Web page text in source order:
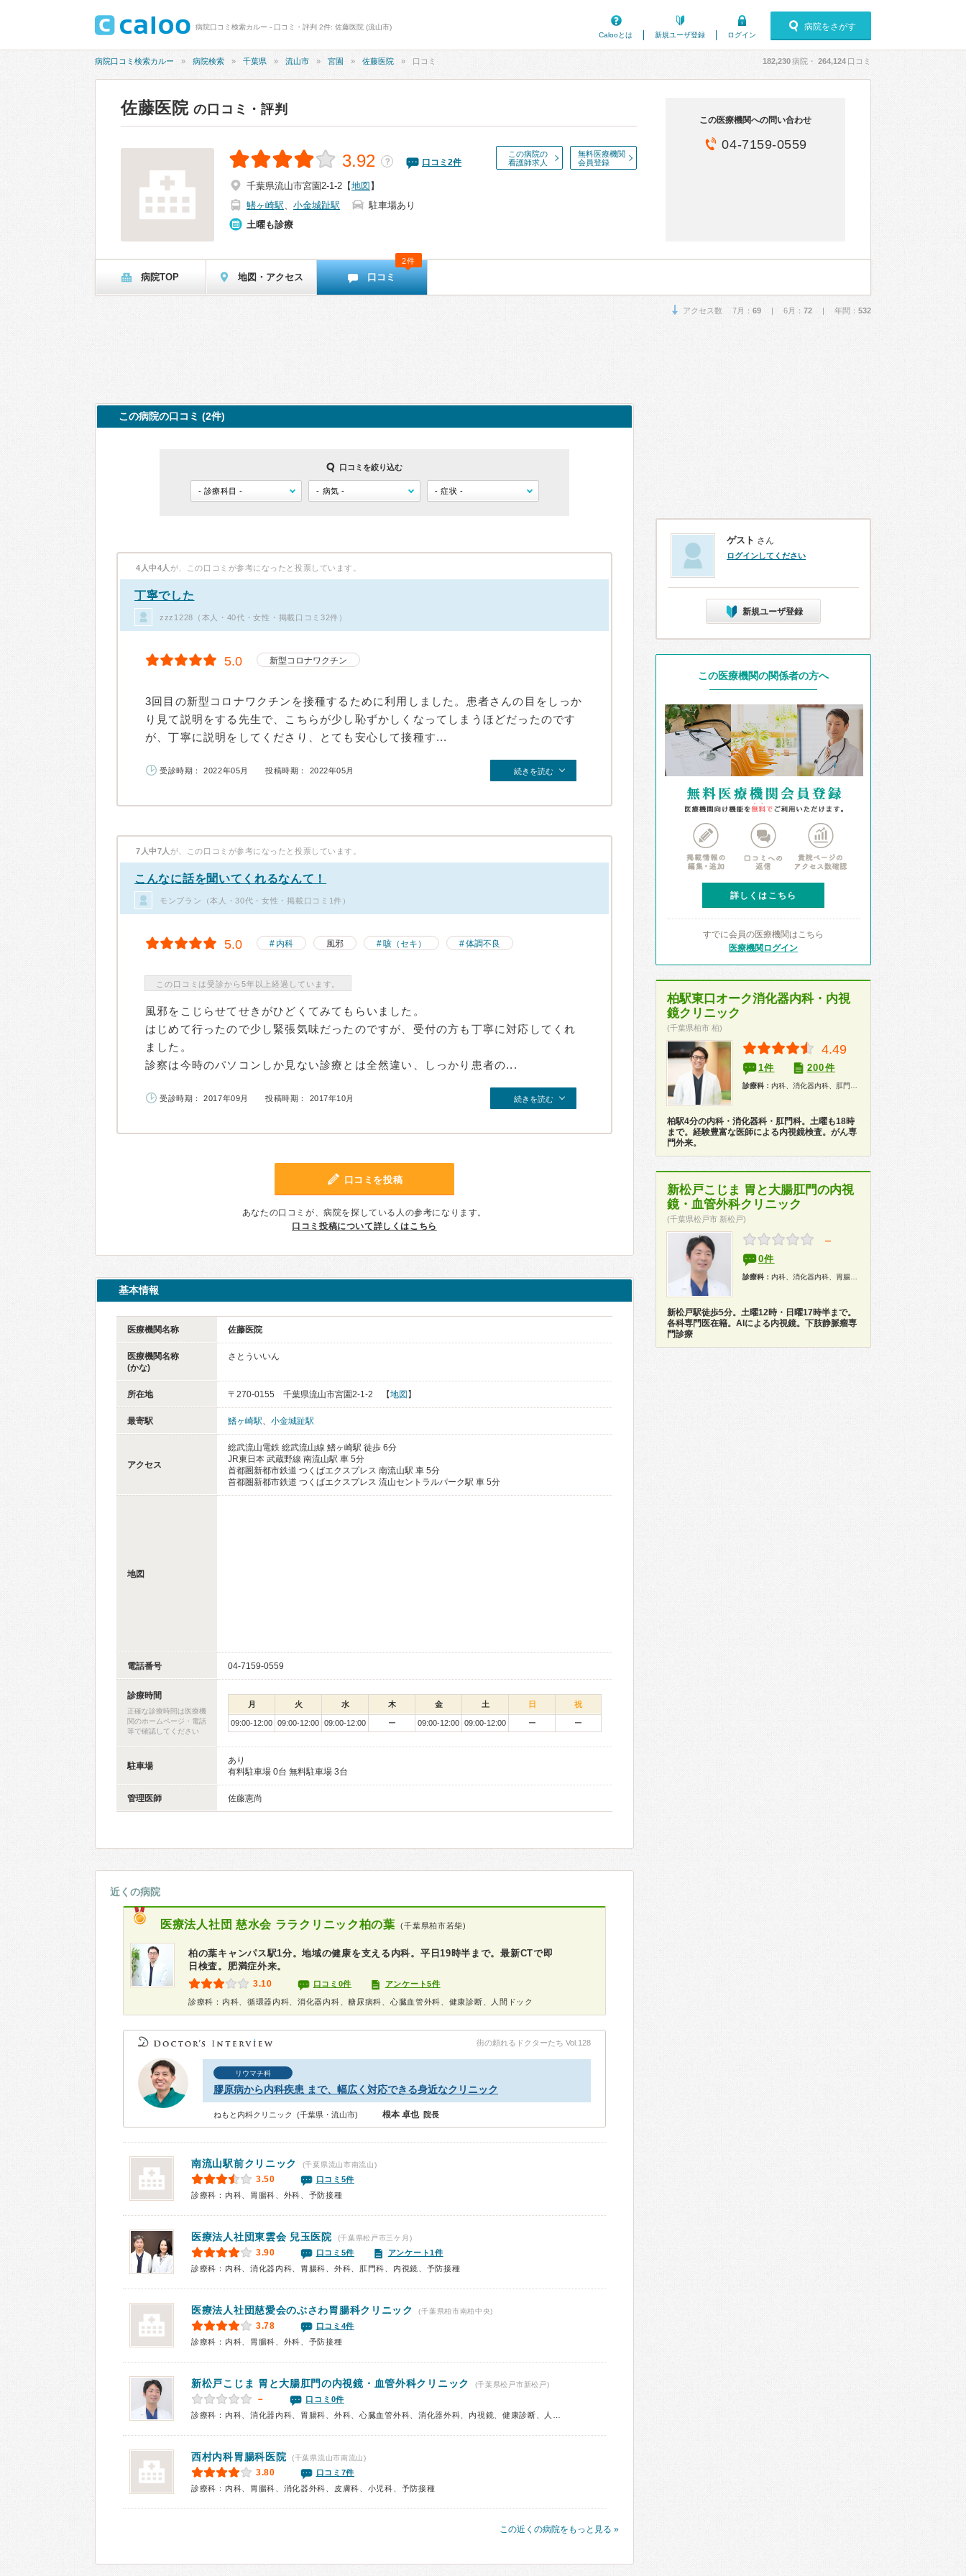
病院口コミ検索カルー - 口コミ・評判 2件: 佐藤医院 (流山市)
Calooとは
新規ユーザ登録 ログイン
病院をさがす
病院口コミ検索カルー 病院検索 千葉県 流山市 宮園 佐藤医院 口コミ 182,230病院・ 264,124 口コミ
佐藤医院 の口コミ・評判
この病院の
看護師求人
無料医療機関
会員登録
3.92 ？ 口コミ 2件
千葉県流山市宮園2-1-2 【地図 】
鰭ヶ崎駅、 小金城趾駅
駐車場あり
土曜も診療
この医療機関への問い合わせ
04-7159-0559
病院TOP 地図・アクセス 口コミ
2件
アクセス数 7月： 69 | 6月： 72 | 年間： 532
この病院の口コミ (2件)
口コミを絞り込む
4人中4人 が、この口コミが参考になったと投票しています。
丁寧でした
zzz1228（本人・40代・女性・掲載口コミ32件）
5.0 新型コロナワクチン
3回目の新型コロナワクチンを接種するために利用しました。患者さんの目をしっか
り見て説明をする先生で、こちらが少し恥ずかしくなってしまうほどだったのです
が、丁寧に説明をしてくださり、とても安心して接種す...
受診時期： 2022年05月 投稿時期： 2022年05月 続きを読む
7人中7人 が、この口コミが参考になったと投票しています。
こんなに話を聞いてくれるなんて！
モンブラン（本人・30代・女性・掲載口コミ1件）
5.0 内科 風邪 咳（セキ） 体調不良
この口コミは受診から5年以上経過しています。
風邪をこじらせてせきがひどくてみてもらいました。
はじめて行ったので少し緊張気味だったのですが、受付の方も丁寧に対応してくれ
ました。
診察は今時のパソコンしか見ない診療とは全然違い、しっかり患者の...
受診時期： 2017年09月 投稿時期： 2017年10月 続きを読む
口コミを投稿
あなたの口コミが、病院を探している人の参考になります。
口コミ投稿について詳しくはこちら
基本情報
医療機関名称 佐藤医院
医療機関名称
(かな)
さとういいん
所在地 〒270-0155 千葉県流山市宮園2-1-2 【地図 】
最寄駅 鰭ヶ崎駅、 小金城趾駅
アクセス
総武流山電鉄 総武流山線 鰭ヶ崎駅 徒歩 6分
JR東日本 武蔵野線 南流山駅 車 5分
首都圏新都市鉄道 つくばエクスプレス 南流山駅 車 5分
首都圏新都市鉄道 つくばエクスプレス 流山セントラルパーク駅 車 5分
地図
電話番号 04-7159-0559
診療時間
正確な診療時間は医療機
関のホームページ・電話
等で確認してください
月 火 水 木 金 土 日 祝
09:00-12:00 09:00-12:00 09:00-12:00 ー 09:00-12:00 09:00-12:00 ー ー
駐車場
あり
有料駐車場 0台 無料駐車場 3台
管理医師 佐藤憲尚
近くの病院
医療法人社団 慈水会 ララクリニック柏の葉 (千葉県柏市若柴)
柏の葉キャンパス駅1分。地域の健康を支える内科。平日19時半まで。最新CTで即
日検査。肥満症外来。
3.10 口コミ0件 アンケート5件
診療科：内科、循環器内科、消化器内科、糖尿病科、心臓血管外科、健康診断、人間ドック
街の頼れるドクターたち Vol.128
リウマチ科
膠原病から内科疾患 まで、幅広く対応できる身近なクリニック
ねもと内科クリニック (千葉県・流山市) 根本 卓也 院長
南流山駅前クリニック (千葉県流山市南流山)
3.50
口コミ5件
診療科：内科、胃腸科、外科、予防接種
医療法人社団東雲会 兒玉医院 (千葉県松戸市三ケ月)
3.90 口コミ5件
アンケート1件
診療科：内科、消化器内科、胃腸科、外科、肛門科、内視鏡、予防接種
医療法人社団慈愛会のぶさわ胃腸科クリニック (千葉県柏市南柏中央)
3.78
口コミ4件
診療科：内科、胃腸科、外科、予防接種
新松戸こじま 胃と大腸肛門の内視鏡・血管外科クリニック (千葉県松戸市新松戸)
－
口コミ0件
西村内科胃腸科医院 (千葉県流山市南流山)
3.80
口コミ7件
診療科：内科、胃腸科、消化器外科、皮膚科、小児科、予防接種
この近くの病院をもっと見る »
ゲスト さん
ログインしてください
新規ユーザ登録
この医療機関の関係者の方へ
詳しくはこちら
すでに会員の医療機関はこちら
医療機関ログイン
柏駅東口オーク消化器内科・内視
鏡クリニック
(千葉県柏市 柏)
4.49
1件 200件
診療科： 内科、消化器内科、肛門科、内視鏡、健康診断、人間ドック
柏駅4分の内科・消化器科・肛門科。土曜も18時
まで。経験豊富な医師による内視鏡検査。がん専
門外来。
新松戸こじま 胃と大腸肛門の内視
鏡・血管外科クリニック
(千葉県松戸市 新松戸)
－
0件
診療科： 内科、消化器内科、胃腸科、外科、心臓血管外科、消化器外科、内視鏡、健康診断、人間ドック
新松戸駅徒歩5分。土曜12時・日曜17時半まで。
各科専門医在籍。AIによる内視鏡。下肢静脈瘤専
門診療